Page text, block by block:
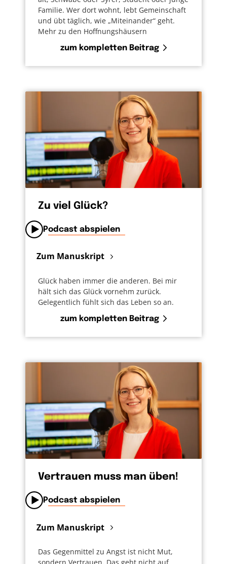
Familie. Wer dort wohnt, lebt Gemeinschaft
und übt täglich, wie „Miteinander“ geht.
Mehr zu den Hoffnungshäusern
zum kompletten Beitrag
Zu viel Glück?
Podcast abspielen
Zum Manuskript
Glück haben immer die anderen. Bei mir
hält sich das Glück vornehm zurück.
Gelegentlich fühlt sich das Leben so an.
zum kompletten Beitrag
Vertrauen muss man üben!
Podcast abspielen
Zum Manuskript
Das Gegenmittel zu Angst ist nicht Mut,